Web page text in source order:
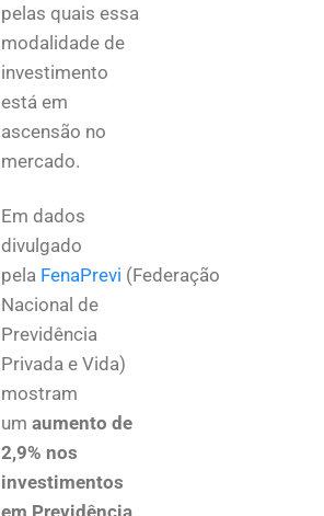
pelas quais essa
modalidade de
investimento
está em
ascensão no
mercado.
Em dados
divulgado
pela FenaPrevi (Federação
Nacional de
Previdência
Privada e Vida)
mostram
umaumento de
2,9% nos
investimentos
em Previdência